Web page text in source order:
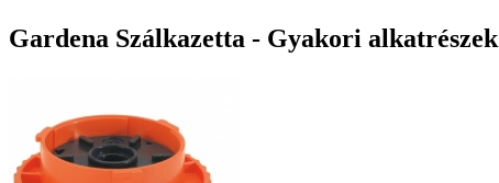
Gardena Szálkazetta - Gyakori alkatrészek